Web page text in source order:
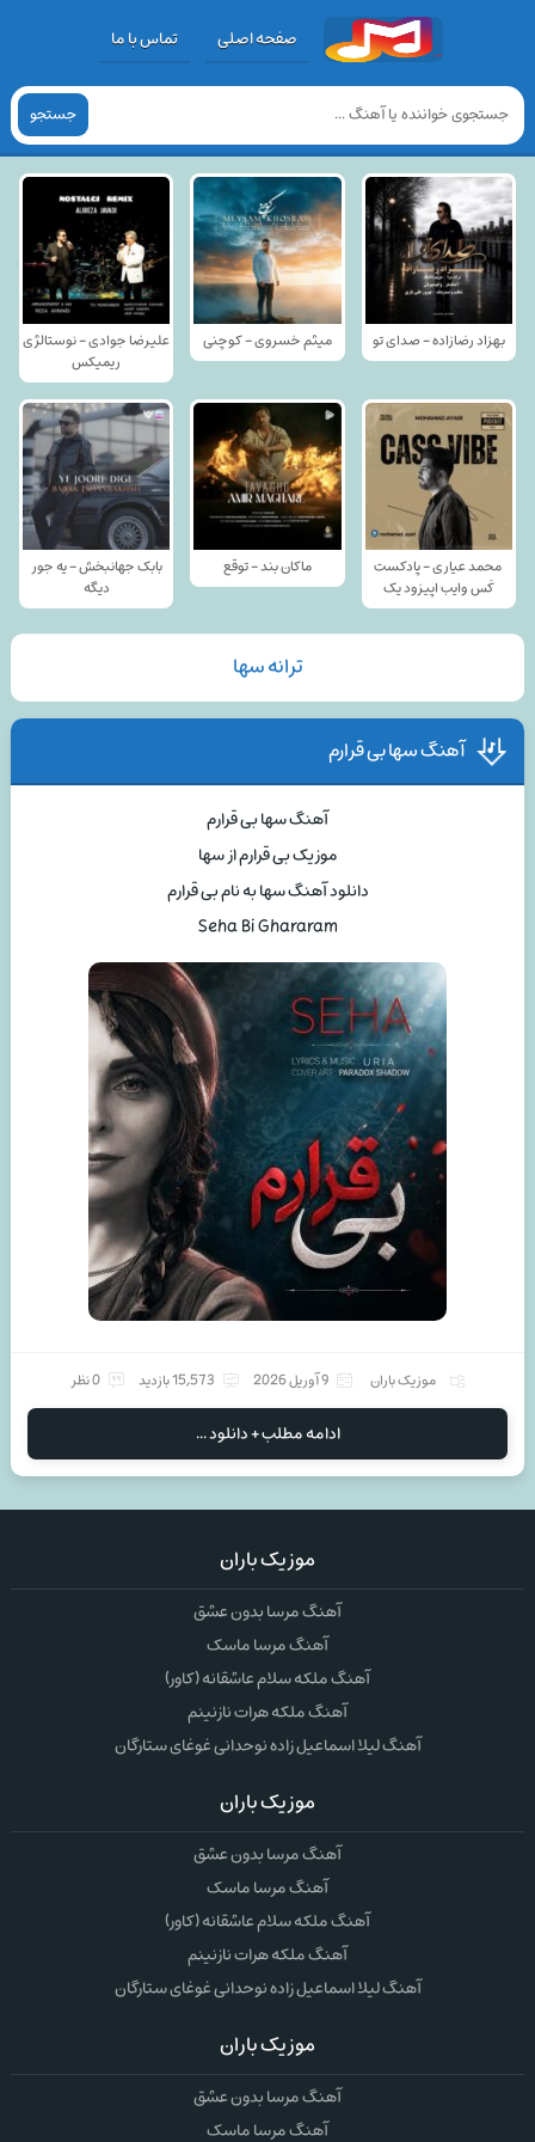
صفحه اصلی تماس با ما
جستجو
بهزاد رضازاده - صدای تو میثم خسروی - کوچنی
علیرضا جوادی - نوستالژی
ریمیکس
محمد عیاری - پادکست
کَس وایب اپیزود یک
ماکان بند - توقع
بابک جهانبخش - یه جور
دیگه
ترانه سها
آهنگ سها بی قرارم
آهنگ سها بی قرارم
موزیک بی قرارم از سها
دانلود آهنگ سها به نام بی قرارم
Seha Bi Ghararam
موزیک باران 9 آوریل 2026 15,573 بازدید 0 نظر
ادامه مطلب + دانلود ...
موزیک باران
آهنگ مرسا بدون عشق
آهنگ مرسا ماسک
آهنگ ملکه سلام عاشقانه (کاور)
آهنگ ملکه هرات نازنینم
آهنگ لیلا اسماعیل زاده نوحدانی غوغای ستارگان
موزیک باران
آهنگ مرسا بدون عشق
آهنگ مرسا ماسک
آهنگ ملکه سلام عاشقانه (کاور)
آهنگ ملکه هرات نازنینم
آهنگ لیلا اسماعیل زاده نوحدانی غوغای ستارگان
موزیک باران
آهنگ مرسا بدون عشق
آهنگ مرسا ماسک